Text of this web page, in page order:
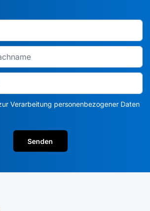
Verarbeitung personenbezogener Daten
Senden